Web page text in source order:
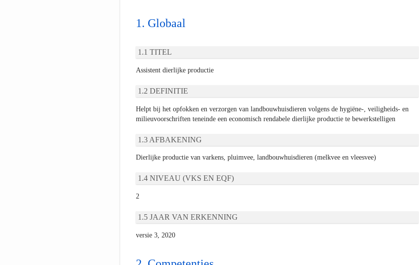
Globaal
TITEL
Assistent dierlijke productie
DEFINITIE
Helpt bij het opfokken en verzorgen van landbouwhuisdieren volgens de hygiëne-, veiligheids- en
milieuvoorschriften teneinde een economisch rendabele dierlijke productie te bewerkstelligen
AFBAKENING
Dierlijke productie van varkens, pluimvee, landbouwhuisdieren (melkvee en vleesvee)
NIVEAU (VKS EN EQF)
2
JAAR VAN ERKENNING
versie 3, 2020